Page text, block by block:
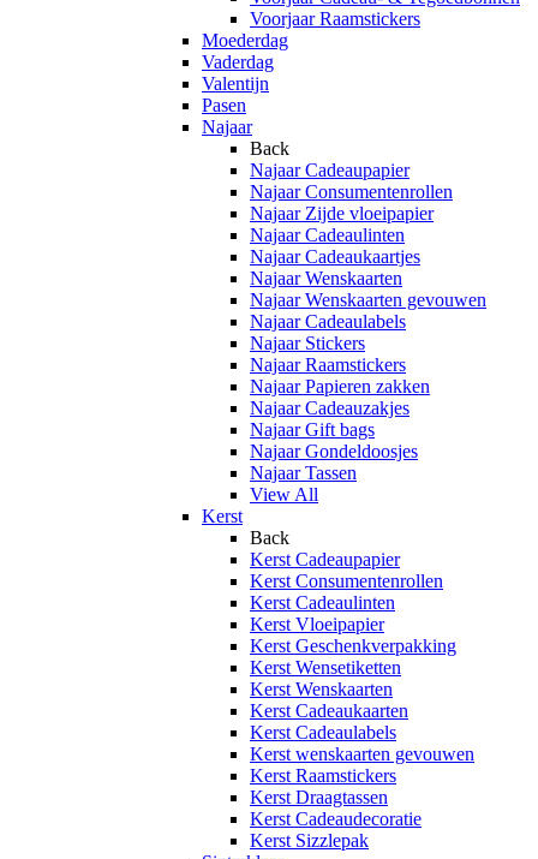
Voorjaar Raamstickers
Moederdag
Vaderdag
Valentijn
Pasen
Najaar
Back
Najaar Cadeaupapier
Najaar Consumentenrollen
Najaar Zijde vloeipapier
Najaar Cadeaulinten
Najaar Cadeaukaartjes
Najaar Wenskaarten
Najaar Wenskaarten gevouwen
Najaar Cadeaulabels
Najaar Stickers
Najaar Raamstickers
Najaar Papieren zakken
Najaar Cadeauzakjes
Najaar Gift bags
Najaar Gondeldoosjes
Najaar Tassen
View All
Kerst
Back
Kerst Cadeaupapier
Kerst Consumentenrollen
Kerst Cadeaulinten
Kerst Vloeipapier
Kerst Geschenkverpakking
Kerst Wensetiketten
Kerst Wenskaarten
Kerst Cadeaukaarten
Kerst Cadeaulabels
Kerst wenskaarten gevouwen
Kerst Raamstickers
Kerst Draagtassen
Kerst Cadeaudecoratie
Kerst Sizzlepak